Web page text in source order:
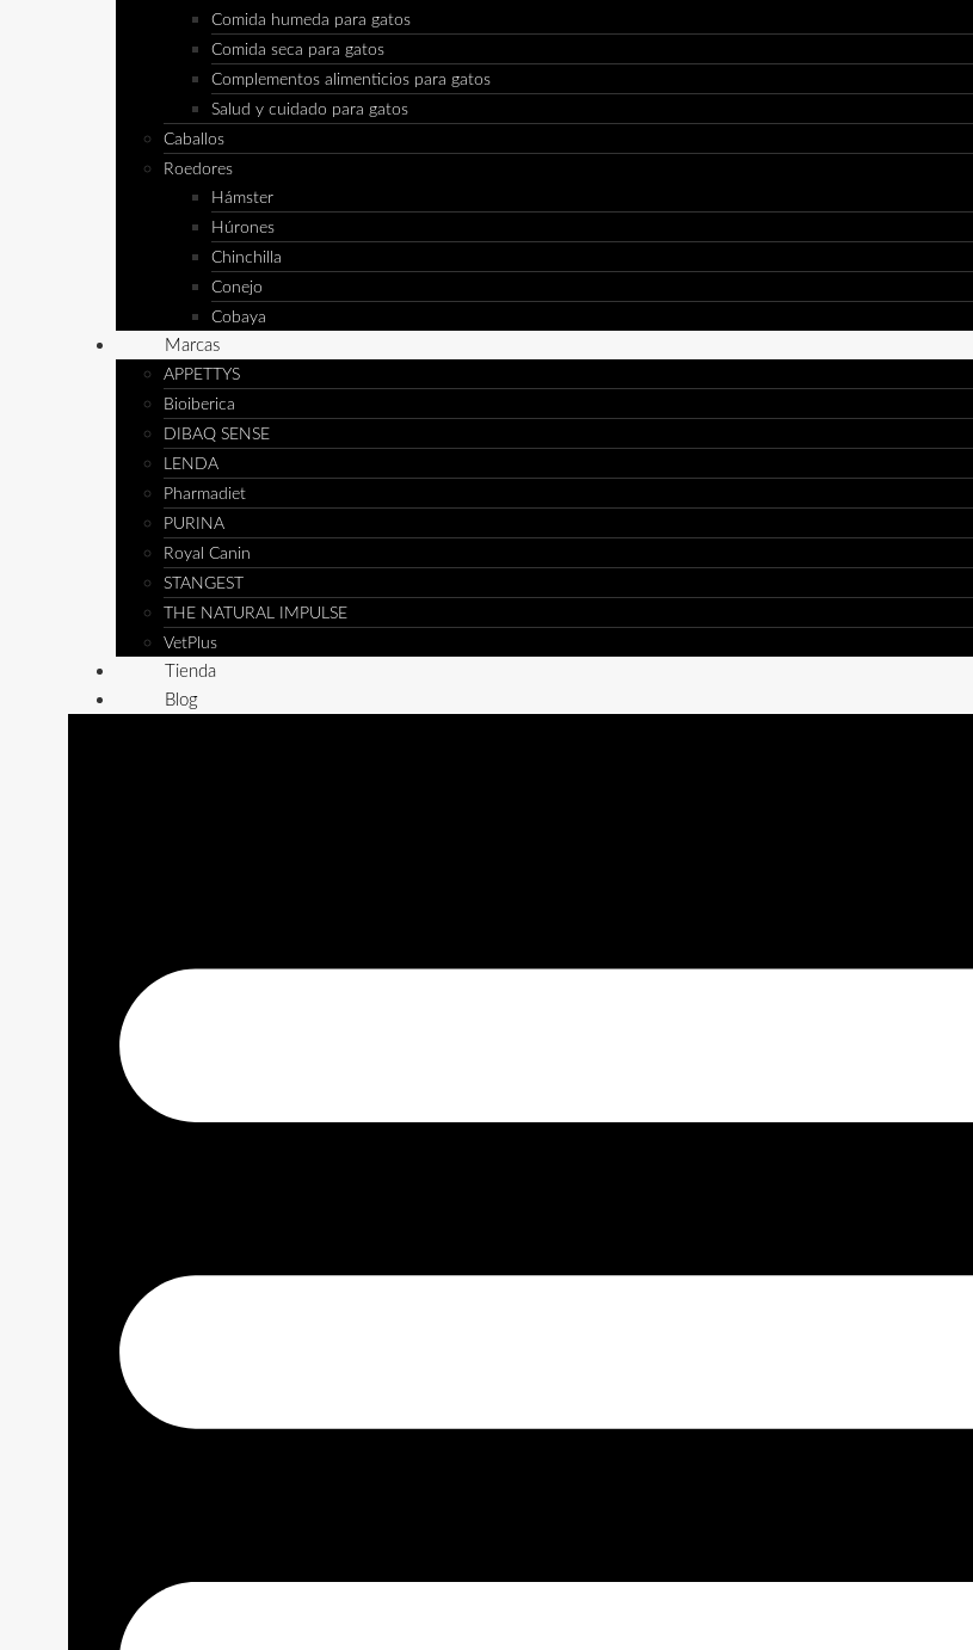
Comida humeda para gatos
Comida seca para gatos
Complementos alimenticios para gatos
Salud y cuidado para gatos
Caballos
Roedores
Hámster
Húrones
Chinchilla
Conejo
Cobaya
Marcas
APPETTYS
Bioiberica
DIBAQ SENSE
LENDA
Pharmadiet
PURINA
Royal Canin
STANGEST
THE NATURAL IMPULSE
VetPlus
Tienda
Blog